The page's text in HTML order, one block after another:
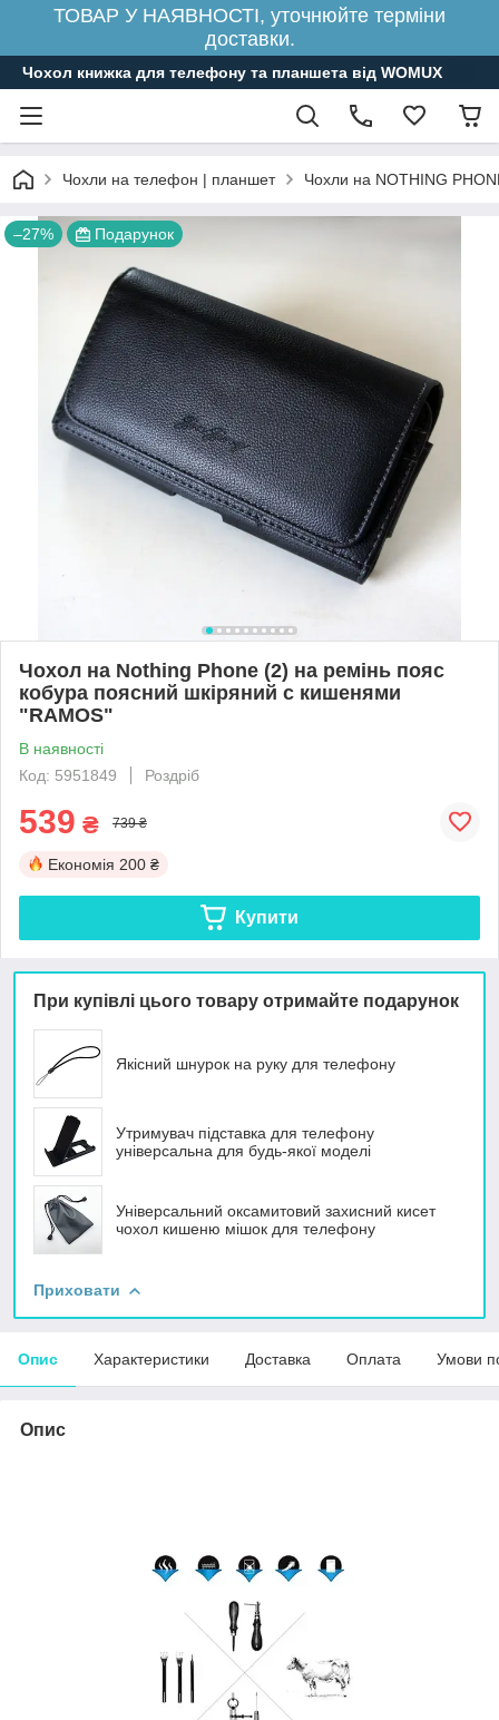
ТОВАР У НАЯВНОСТІ, уточнюйте терміни
доставки.
Чохол книжка для телефону та планшета від WOMUX
Чохли на телефон | планшет Чохли на NOTHING
–27% Подарунок
Чохол на Nothing Phone (2) на ремінь пояс
кобура поясний шкіряний c кишенями
"RAMOS"
В наявності
Код: 5951849
Роздріб
539 ₴ 739 ₴
Економія 200 ₴
Купити
При купівлі цього товару отримайте подарунок
Якісний шнурок на руку для телефону
Утримувач підставка для телефону
універсальна для будь-якої моделі
Універсальний оксамитовий захисний кисет
чохол кишеню мішок для телефону
Приховати
Опис Характеристики Доставка Оплата Умови
Опис